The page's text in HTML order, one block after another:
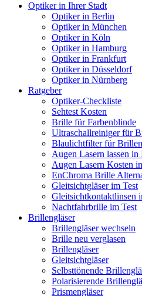
Optiker in Ihrer Stadt
Optiker in Berlin
Optiker in München
Optiker in Köln
Optiker in Hamburg
Optiker in Frankfurt
Optiker in Düsseldorf
Optiker in Nürnberg
Ratgeber
Optiker-Checkliste
Sehtest Kosten
Brille für Farbenblinde
Ultraschallreiniger für
Blaulichtfilter für
Augen Lasern lassen in
Augen Lasern Kosten
EnChroma Brille
Gleitsichtgläser im Test
Gleitsichtkontaktlinsen
Nachtfahrbrille im Test
Brillengläser
Brillengläser wechseln
Brille neu verglasen
Brillengläser
Gleitsichtgläser
Selbsttönende
Polarisierende
Prismengläser